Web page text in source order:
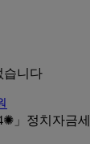
습니다
」정치자금